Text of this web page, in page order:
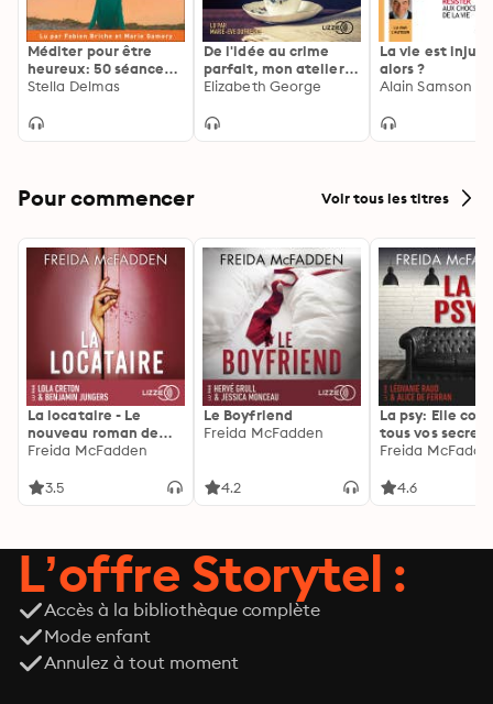
Méditer pour être
heureux: 50 séances
de méditation autour
classique, des sons de
Stella Delmas
De l'idée au crime
parfait, mon atelier
d'écriture
Elizabeth George
La vie est
alors ?
Alain Samson
Pour commencer Voir tous les titres
La locataire - Le
nouveau roman de
l'autrice de La femme
Freida McFadden
3.5
Le Boyfriend
Freida McFadden
4.2
La psy: Elle
tous vos
découvrez les
Freida
4.6
L’offre Storytel :
Accès à la bibliothèque complète
Mode enfant
Annulez à tout moment